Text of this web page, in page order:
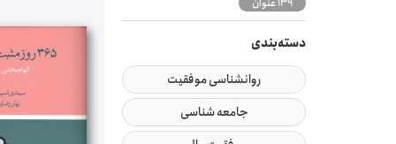
دسته‌بندی
روانشناسی موفقیت
جامعه شناسی